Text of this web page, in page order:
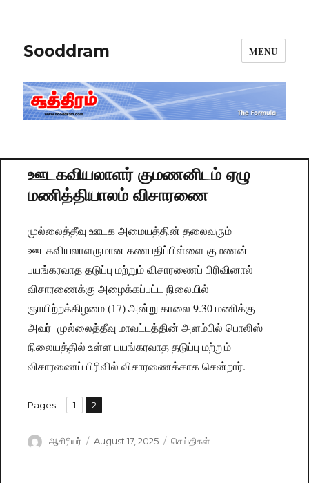
Sooddram MENU
ஊடகவியலாளர் குமணனிடம் ஏழு
மணித்தியாலம் விசாரணை
முல்லைத்தீவு ஊடக அமையத்தின் தலைவரும்
ஊடகவியலாளருமான கணபதிப்பிள்ளை குமணன்
பயங்கரவாத தடுப்பு மற்றும் விசாரணைப் பிரிவினால்
விசாரணைக்கு அழைக்கப்பட்ட நிலையில்
ஞாயிற்றக்கிழமை (17) அன்று காலை 9.30 மணிக்கு
அவர் முல்லைத்தீவு மாவட்டத்தின் அளம்பில் பொலிஸ்
நிலையத்தில் உள்ள பயங்கரவாத தடுப்பு மற்றும்
விசாரணைப் பிரிவில் விசாரணைக்காக சென்றார்.
Pages: Page
1 ,
Page
2
Author
ஆசிரியர்
Posted
August 17, 2025 Categories
செய்திகள்